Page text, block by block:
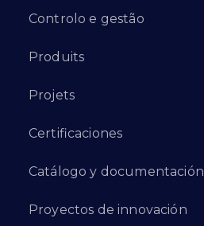
Controlo e gestão
Produits
Projets
Certificaciones
Catálogo y documentación
Proyectos de innovación